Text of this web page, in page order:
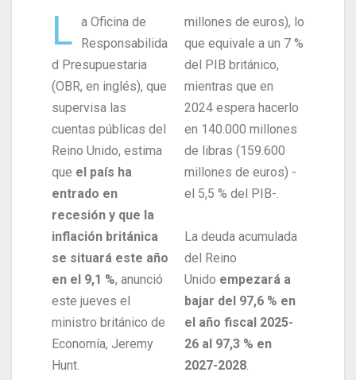
L a Oficina de
Responsabilida
d Presupuestaria
(OBR, en inglés), que
supervisa las
cuentas públicas del
Reino Unido, estima
que el país ha
entrado en
recesión y que la
inflación británica
se situará este año
en el 9,1 %, anunció
este jueves el
ministro británico de
Economía, Jeremy
Hunt.
millones de euros), lo
que equivale a un 7 %
del PIB británico,
mientras que en
2024 espera hacerlo
en 140.000 millones
de libras (159.600
millones de euros) -
el 5,5 % del PIB-.
La deuda acumulada
del Reino
Unido empezará a
bajar del 97,6 % en
el año fiscal 2025-
26 al 97,3 % en
2027-2028.